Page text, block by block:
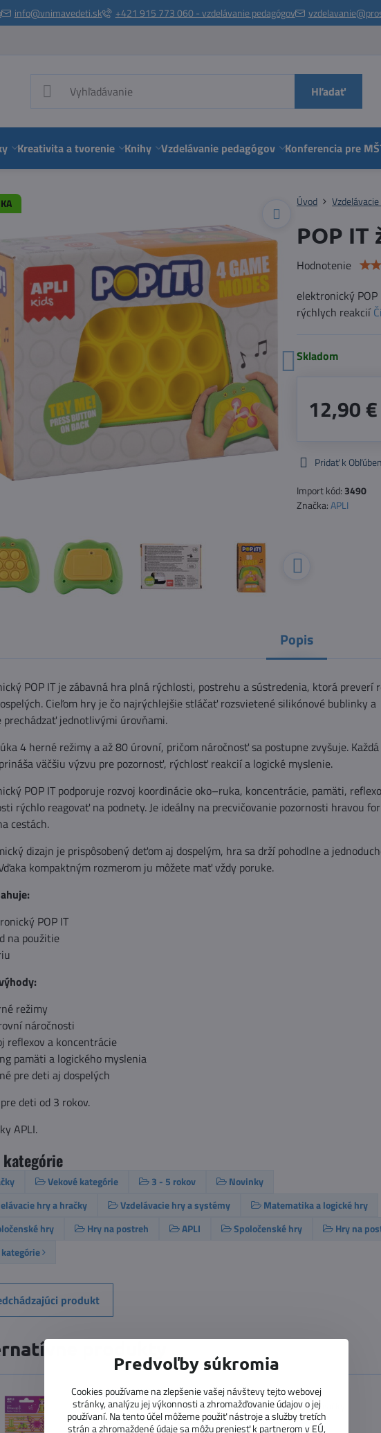
info@vnimavedeti.sk +421 915 773 060 - vzdelávanie pedagógov
Hľadať
Kreativita a tvorenie Knihy Vzdelávanie pedagógov Konferencia pre MŠ
Úvod
POP IT
Hodnotenie
elektronický
rýchlych reakcií
Skladom
12,90 €
Pridať k
Import kód: 3490
Značka:APLI
Popis
POP IT je zábavná hra plná rýchlosti, postrehu a sústredenia, ktorá preverí
Cieľom hry je čo najrýchlejšie stláčať rozsvietené silikónové bublinky a
prechádzať jednotlivými úrovňami.
4 herné režimy a až 80 úrovní, pričom náročnosť sa postupne zvyšuje.
väčšiu výzvu pre pozornosť, rýchlosť reakcií a logické myslenie.
POP IT podporuje rozvoj koordinácie oko–ruka, koncentrácie, pamäti,
rýchlo reagovať na podnety. Je ideálny na precvičovanie pozornosti hravou
cestách.
dizajn je prispôsobený deťom aj dospelým, hra sa drží pohodlne a
kompaktným rozmerom ju môžete mať vždy poruke.
POP IT
na použitie
režimy
náročnosti
reflexov a koncentrácie
pamäti a logického myslenia
pre deti aj dospelých
deti od 3 rokov.
APLI.
kategórie
Vekové kategórie 3 - 5 rokov
Novinky
hry a hračky
Vzdelávacie hry a systémy
Matematika a logické hry
hry
Hry na postreh APLI Spoločenské hry
Hry na
produkt
produkty
Obleč Annie s 3D nálepkami
hra s opakovane použiteľnými nálepkami na obliekanie postavičky
Dostupnosť:Skladom
Predvoľby súkromia
Cookies používame na zlepšenie vašej návštevy tejto webovej
stránky, analýzu jej výkonnosti a zhromažďovanie údajov o jej
používaní. Na tento účel môžeme použiť nástroje a služby tretích
strán a zhromaždené údaje sa môžu preniesť k partnerom v EÚ,